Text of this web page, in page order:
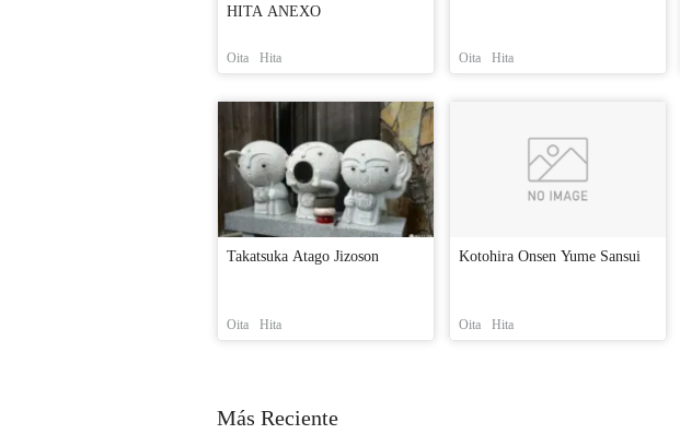
HITA ANEXO
Oita Hita Oita Hita
Takatsuka Atago Jizoson
Oita Hita
Kotohira Onsen Yume Sansui
Oita Hita
Más Reciente